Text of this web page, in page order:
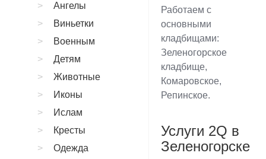
Работаем с
основными
кладбищами:
Зеленогорское
кладбище,
Комаровское,
Репинское.
Услуги 2Q в
Зеленогорске
Ангелы
Виньетки
Военным
Детям
Животные
Иконы
Ислам
Кресты
Одежда